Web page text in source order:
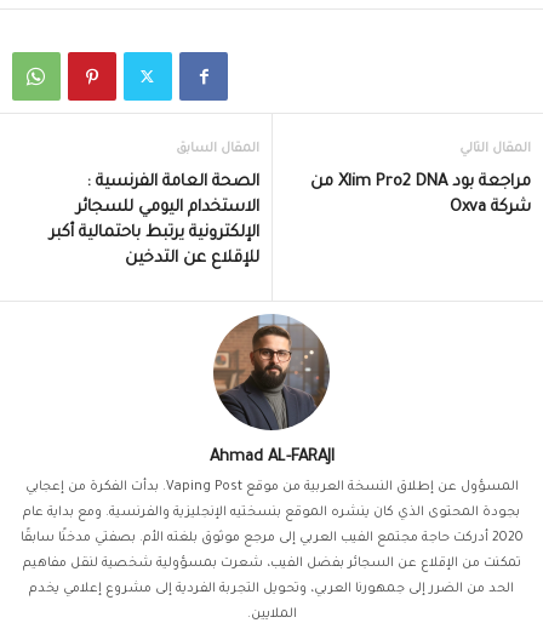
المقال السابق
الصحة العامة الفرنسية :
الاستخدام اليومي للسجائر
الإلكترونية يرتبط باحتمالية أكبر
للإقلاع عن التدخين
المقال التالي
مراجعة بود Xlim Pro2 DNA من
شركة Oxva
Ahmad AL-FARAJI
المسؤول عن إطلاق النسخة العربية من موقع Vaping Post. بدأت الفكرة من إعجابي
بجودة المحتوى الذي كان ينشره الموقع بنسختيه الإنجليزية والفرنسية. ومع بداية عام
2020 أدركت حاجة مجتمع الفيب العربي إلى مرجع موثوق بلغته الأم. بصفتي مدخنًا سابقًا
تمكنت من الإقلاع عن السجائر بفضل الفيب، شعرت بمسؤولية شخصية لنقل مفاهيم
الحد من الضرر إلى جمهورنا العربي، وتحويل التجربة الفردية إلى مشروع إعلامي يخدم
الملايين.